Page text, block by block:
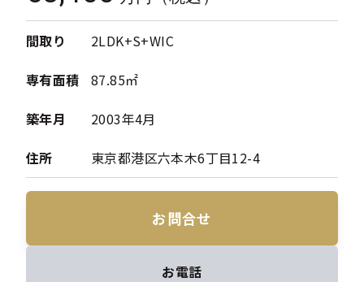
間取り
2LDK+S+WIC
専有面積
87.85㎡
築年月
2003年4月
住所
東京都港区六本木6丁目12-4
お問合せ
お電話